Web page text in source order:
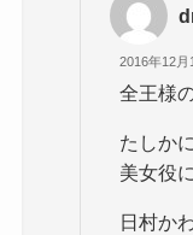
2016年12月
全王様
たしか
美女役
日村か